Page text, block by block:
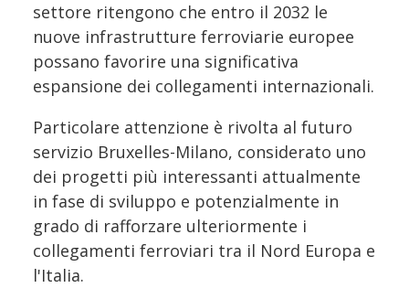
settore ritengono che entro il 2032 le
nuove infrastrutture ferroviarie europee
possano favorire una significativa
espansione dei collegamenti internazionali.
Particolare attenzione è rivolta al futuro
servizio Bruxelles-Milano, considerato uno
dei progetti più interessanti attualmente
in fase di sviluppo e potenzialmente in
grado di rafforzare ulteriormente i
collegamenti ferroviari tra il Nord Europa e
l'Italia.